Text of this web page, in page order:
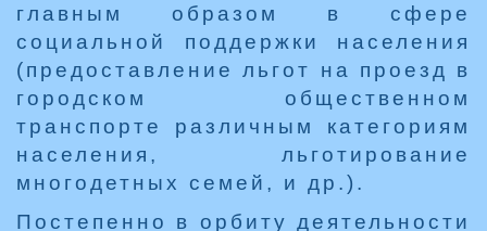
главным образом в сфере
социальной поддержки населения
(предоставление льгот на проезд в
городском общественном
транспорте различным категориям
населения, льготирование
многодетных семей, и др.).
Постепенно в орбиту деятельности